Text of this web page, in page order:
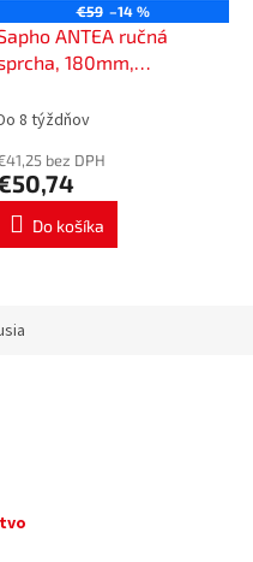
€59 –14 %
ANTEA ručná
180mm,
8 týždňov
bez DPH
Do košíka